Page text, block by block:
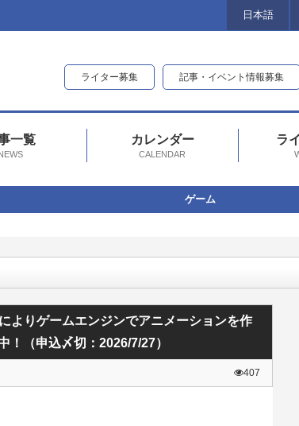
日本語
ライター募集 記事・イベント情報募集
一覧 カレンダー
CALENDAR
ラ
ゲーム
アニメーションを作るハッカソン「アニメ×ゲームジャムUE2 in
よりゲームエンジンでアニメーションを作
（申込〆切：2026/7/27）
407